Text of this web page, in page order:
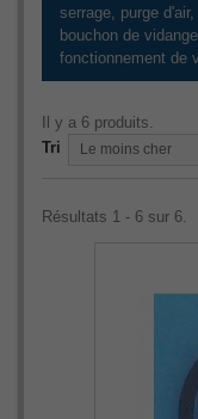
serrage, purge
bouchon de
fonctionnement de
Il y a 6 produits.
Tri
Le moins cher
Résultats 1 - 6 sur 6.